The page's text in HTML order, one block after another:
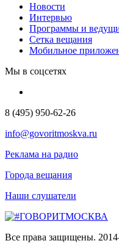
Новости
Интервью
Программы и
Сетка вещания
Мобильное
Мы в соцсетях
8 (495) 950-62-26
info@govoritmoskva.ru
Реклама на радио
Города вещания
Наши слушатели
Все права защищены.